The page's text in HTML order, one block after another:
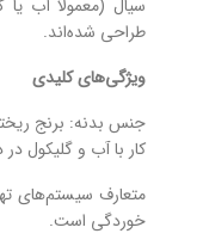
طراحی شده‌اند.
ویژگی‌های کلیدی
کار با آب و گلیکول
متعارف سیستم‌های
خوردگی است.